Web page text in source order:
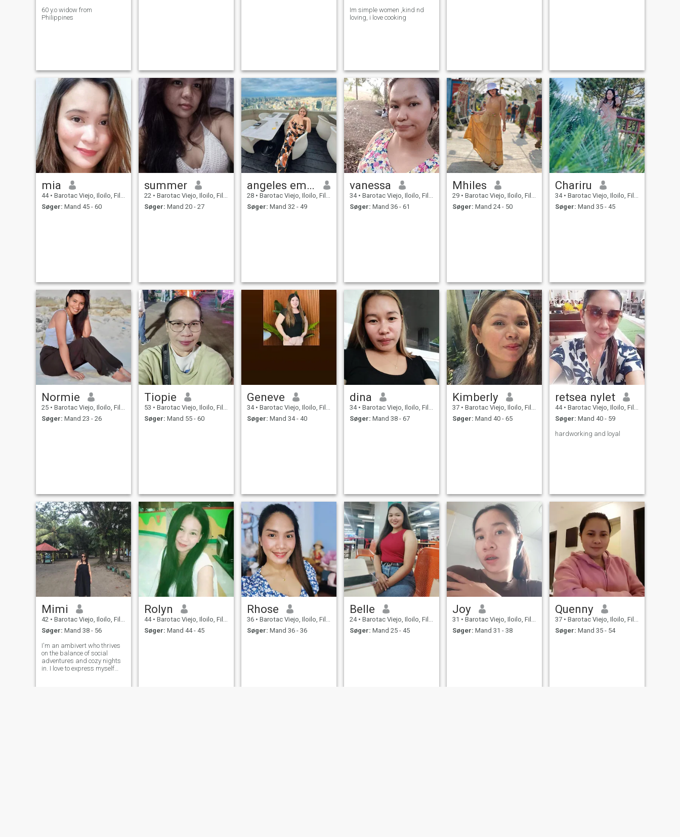
60 y.o widow from
Philippines
Im simple women ,kind nd
loving, i love cooking
mia
44 • Barotac Viejo, Iloilo, Filippinerne
Søger: Mand 45 - 60
summer
22 • Barotac Viejo, Iloilo, Filippinerne
Søger: Mand 20 - 27
angeles emilie
28 • Barotac Viejo, Iloilo, Filippinerne
Søger: Mand 32 - 49
vanessa
34 • Barotac Viejo, Iloilo, Filippinerne
Søger: Mand 36 - 61
Mhiles
29 • Barotac Viejo, Iloilo, Filippinerne
Søger: Mand 24 - 50
Chariru
34 • Barotac Viejo, Iloilo, Filippinerne
Søger: Mand 35 - 45
Normie
25 • Barotac Viejo, Iloilo, Filippinerne
Søger: Mand 23 - 26
Tiopie
53 • Barotac Viejo, Iloilo, Filippinerne
Søger: Mand 55 - 60
Geneve
34 • Barotac Viejo, Iloilo, Filippinerne
Søger: Mand 34 - 40
dina
34 • Barotac Viejo, Iloilo, Filippinerne
Søger: Mand 38 - 67
Kimberly
37 • Barotac Viejo, Iloilo, Filippinerne
Søger: Mand 40 - 65
retsea nylet
44 • Barotac Viejo, Iloilo, Filippinerne
Søger: Mand 40 - 59
hardworking and loyal
Mimi
42 • Barotac Viejo, Iloilo, Filippinerne
Søger: Mand 38 - 56
I'm an ambivert who thrives
on the balance of social
adventures and cozy nights
in. I love to express myself
Rolyn
44 • Barotac Viejo, Iloilo, Filippinerne
Søger: Mand 44 - 45
Rhose
36 • Barotac Viejo, Iloilo, Filippinerne
Søger: Mand 36 - 36
Belle
24 • Barotac Viejo, Iloilo, Filippinerne
Søger: Mand 25 - 45
Joy
31 • Barotac Viejo, Iloilo, Filippinerne
Søger: Mand 31 - 38
Quenny
37 • Barotac Viejo, Iloilo, Filippinerne
Søger: Mand 35 - 54